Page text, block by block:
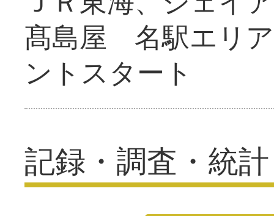
髙島屋 名駅エリ
ントスタート
記録・調査・統計